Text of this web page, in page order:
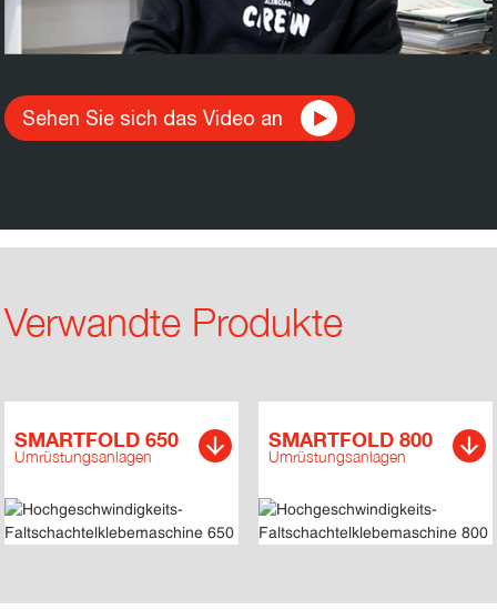
Sehen Sie sich das Video an
Verwandte Produkte
SMARTFOLD 650
Umrüstungsanlagen
SMARTFOLD 800
Umrüstungsanlagen